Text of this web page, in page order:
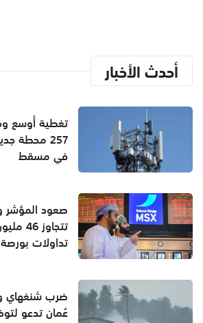
أحدث الأخبار
تغطية أوسع
257 محطة
في مسقط
صعود المؤشر
تداولات
ضرب شنغهاي
عُمان تدعو